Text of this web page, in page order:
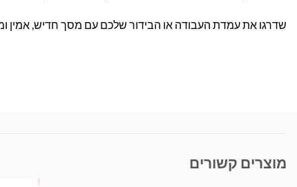
שדרגו את עמדת העבודה או הבידור שלכם עם מסך חדיש, אמין
מוצרים קשורים